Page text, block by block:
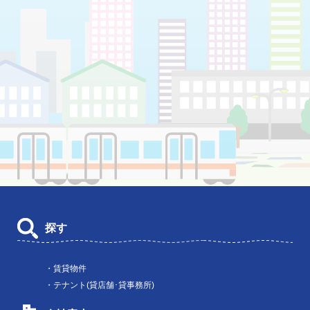
探す
・賃貸物件
・テナント(貸店舗･貸事務所)